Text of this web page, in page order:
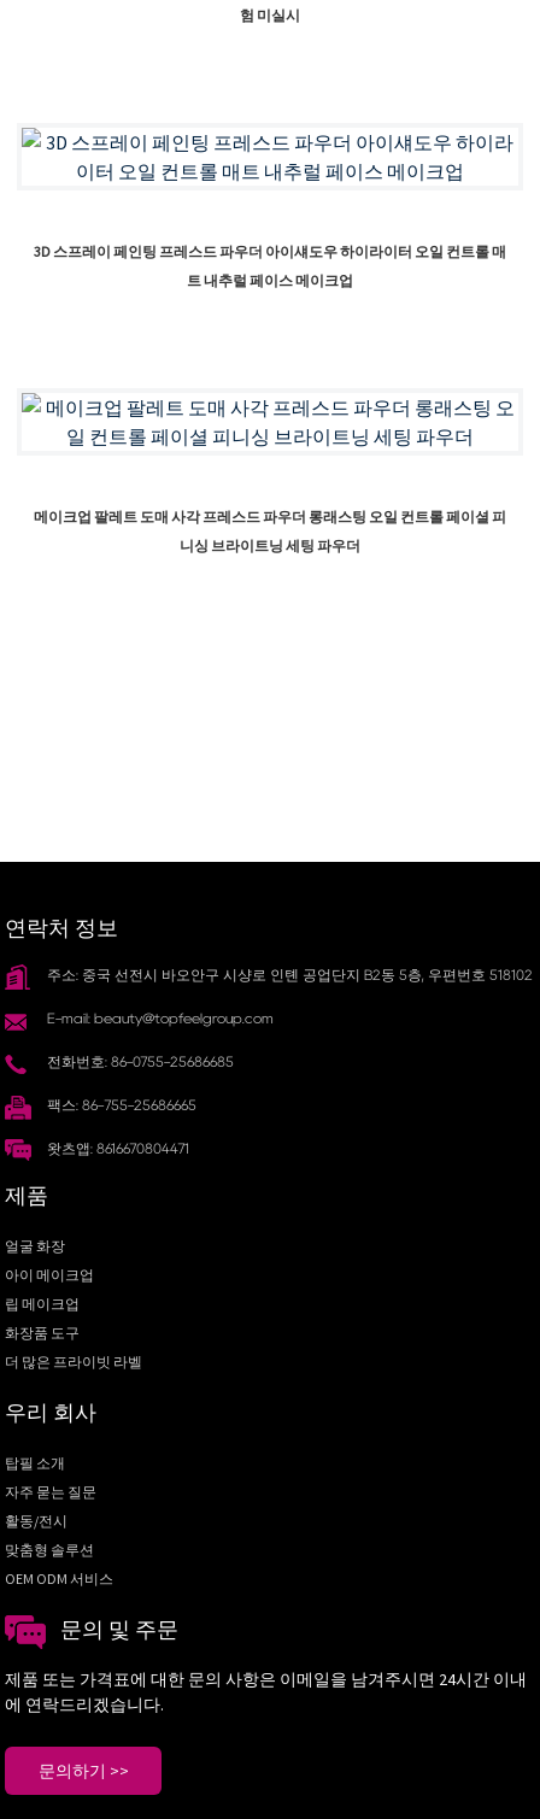
험 미실시
3D 스프레이 페인팅 프레스드 파우더 아이섀도우 하이라이터 오일 컨트롤 매
트 내추럴 페이스 메이크업
메이크업 팔레트 도매 사각 프레스드 파우더 롱래스팅 오일 컨트롤 페이셜 피
니싱 브라이트닝 세팅 파우더
연락처 정보
주소: 중국 선전시 바오안구 시샹로 인톈 공업단지 B2동 5층, 우편번호 518102
E-mail: beauty@topfeelgroup.com
전화번호: 86-0755-25686685
팩스: 86-755-25686665
왓츠앱: 8616670804471
제품
얼굴 화장
아이 메이크업
립 메이크업
화장품 도구
더 많은 프라이빗 라벨
우리 회사
탑필 소개
자주 묻는 질문
활동/전시
맞춤형 솔루션
OEM ODM 서비스
문의 및 주문
제품 또는 가격표에 대한 문의 사항은 이메일을 남겨주시면 24시간 이내
에 연락드리겠습니다.
문의하기 >>